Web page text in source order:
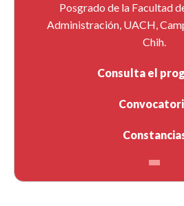
Posgrado de la Facultad
Administración, UACH,
Chih.
Consulta el